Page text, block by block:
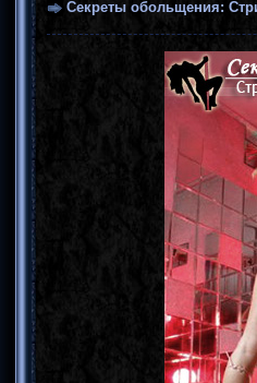
Секреты обольщения: